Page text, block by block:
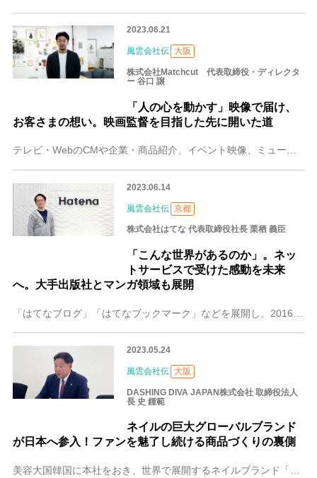
2023.06.21
風雲会社伝 大阪
株式会社Matchcut 代表取締役・ディレクタ
ー 谷口 譲
「人の心を動かす」映像で届け、
お客さまの想い。映画監督を目指した先に開いた道
2023.06.14
風雲会社伝 京都
株式会社はてな 代表取締役社長 栗栖 義臣
「こんな世界があるのか」。ネッ
トサービスで受けた感動を未来
へ。大手出版社とマンガ領域も展開
2023.05.24
風雲会社伝 大阪
DASHING DIVA JAPAN株式会社 取締役法人
長 史 鍾範
ネイルの巨大グローバルブランド
が日本へ参入！ファンを魅了し続ける商品づくりの裏側